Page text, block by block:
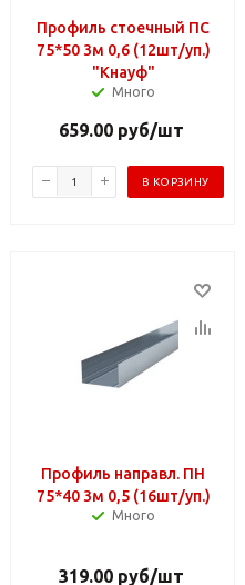
Профиль стоечный ПС
75*50 3м 0,6 (12шт/уп.)
"Кнауф"
Много
659.00руб/шт
В КОРЗИНУ
Профиль направл. ПН
75*40 3м 0,5 (16шт/уп.)
Много
319.00руб/шт